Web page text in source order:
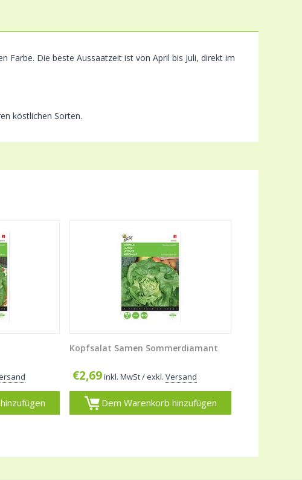
Die beste Aussaatzeit ist von April bis Juli, direkt im
köstlichen Sorten.
Kopfsalat Samen Sommerdiamant
€2,69inkl. MwSt/ exkl. Versand
Dem Warenkorb hinzufügen